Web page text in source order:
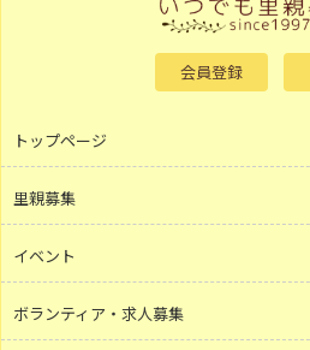
会員登録
トップページ
里親募集
イベント
ボランティア・求人募集